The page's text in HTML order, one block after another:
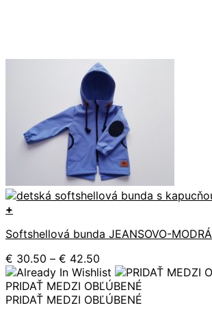
+
produkt
viacero
variantov.
Možnosti
si
Softshellová bunda JEANSOVO-MODRÁ
€ 30.50 – € 42.50
range:
€ 30.50
through
PRIDAŤ MEDZI OBĽÚBENÉ
PRIDAŤ MEDZI OBĽÚBENÉ